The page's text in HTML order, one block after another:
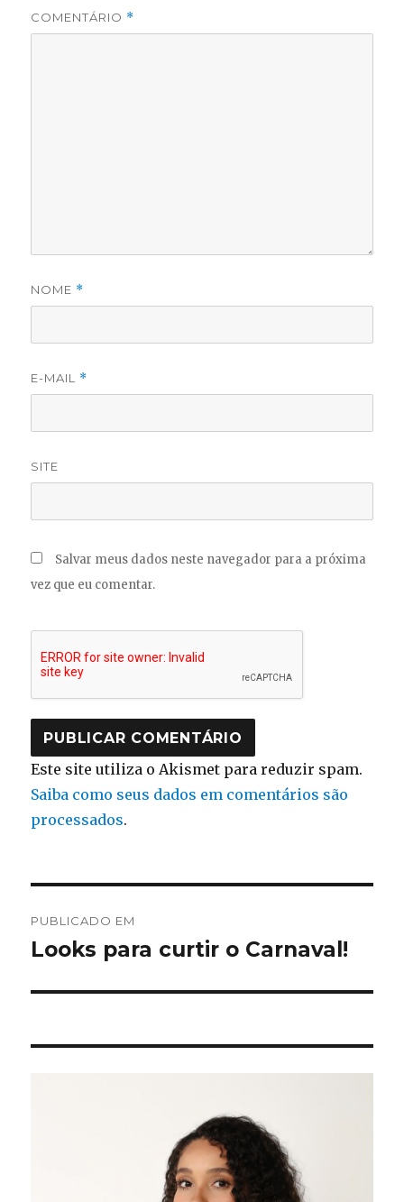
COMENTÁRIO *
NOME *
E-MAIL *
SITE
Salvar meus dados neste navegador para a próxima
vez que eu comentar.
Este site utiliza o Akismet para reduzir spam.
Saiba como seus dados em comentários são
processados.
de
PUBLICADO EM
Looks para curtir o Carnaval!